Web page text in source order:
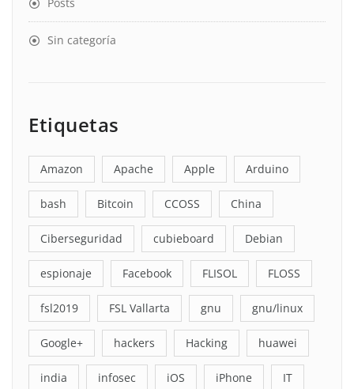
Sin categoría
Etiquetas
Amazon Apache Apple Arduino
bash Bitcoin CCOSS China
Ciberseguridad cubieboard Debian
espionaje Facebook FLISOL FLOSS
fsl2019 FSL Vallarta gnu gnu/linux
Google+ hackers Hacking huawei
india infosec iOS iPhone IT